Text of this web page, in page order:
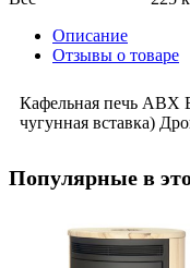
Описание
Отзывы о товаре
Кафельная печь ABX
чугунная вставка)
Популярные в